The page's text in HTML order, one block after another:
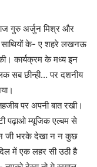
गुरु अर्जुन मिश्र और
साथियों के- ए शहरे लखनऊ
कार्यक्रम के मध्य इन
सब छीन्ही… पर दशनीय
पर अपनी बात रखी।
पढ़ाओ म्यूजिक एल्बम से
न जी भरके देखा न न कुछ
में एक लहर सी उठी है